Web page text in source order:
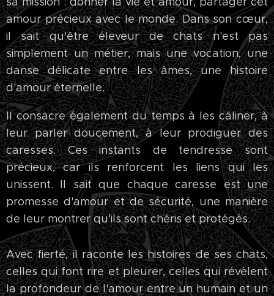
amour précieux avec le monde. Dans son cœur,
il sait qu'être éleveur de chats n'est pas
simplement un métier, mais une vocation, une
danse délicate entre les âmes, une histoire
d'amour éternelle.
Il consacre également du temps à les câliner, à
leur parler doucement, à leur prodiguer des
caresses. Ces instants de tendresse sont
précieux, car ils renforcent les liens qui les
unissent. Il sait que chaque caresse est une
promesse d'amour et de sécurité, une manière
de leur montrer qu'ils sont chéris et protégés.
Avec fierté, il raconte les histoires de ses chats,
celles qui font rire et pleurer, celles qui révèlent
la profondeur de l'amour entre un humain et un